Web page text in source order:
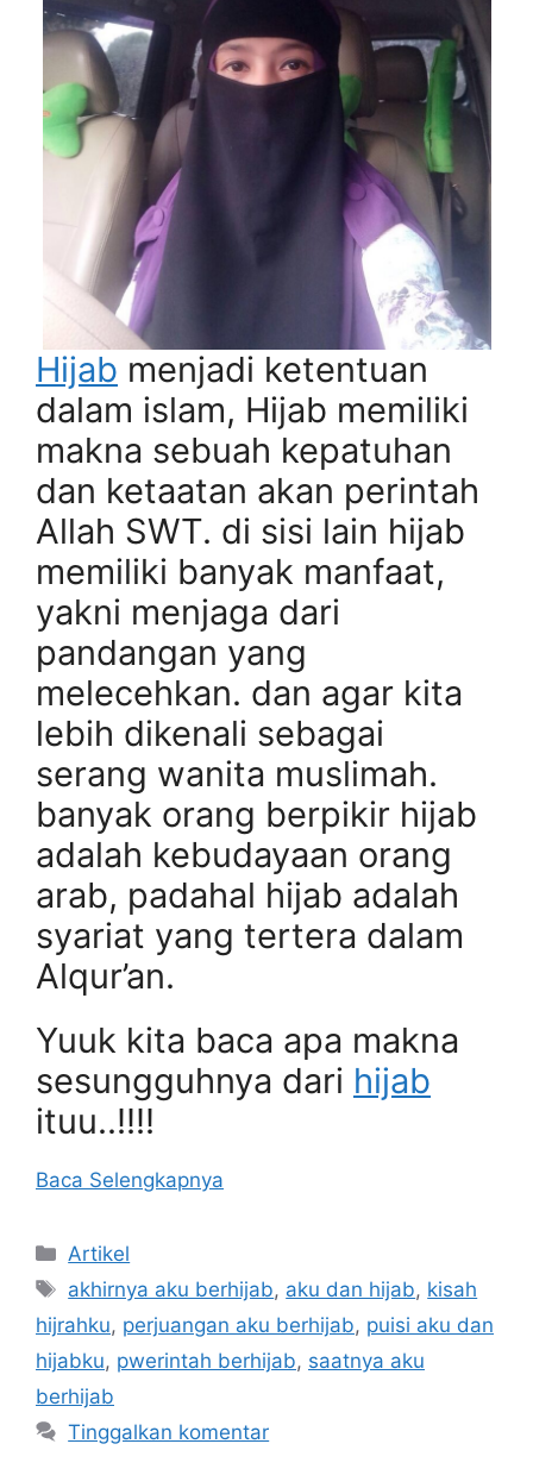
Hijab menjadi ketentuan
dalam islam, Hijab memiliki
makna sebuah kepatuhan
dan ketaatan akan perintah
Allah SWT. di sisi lain hijab
memiliki banyak manfaat,
yakni menjaga dari
pandangan yang
melecehkan. dan agar kita
lebih dikenali sebagai
serang wanita muslimah.
banyak orang berpikir hijab
adalah kebudayaan orang
arab, padahal hijab adalah
syariat yang tertera dalam
Alqur’an.
Yuuk kita baca apa makna
sesungguhnya dari hijab
ituu..!!!!
Baca Selengkapnya
Kategori
Artikel
Tag
akhirnya aku berhijab, aku dan hijab, kisah
hijrahku, perjuangan aku berhijab, puisi aku dan
hijabku, pwerintah berhijab, saatnya aku
berhijab
Tinggalkan komentar